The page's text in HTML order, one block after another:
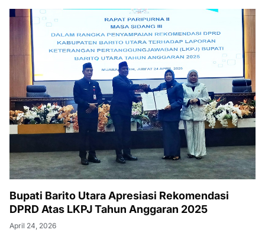
Bupati Barito Utara Apresiasi Rekomendasi
DPRD Atas LKPJ Tahun Anggaran 2025
April 24, 2026